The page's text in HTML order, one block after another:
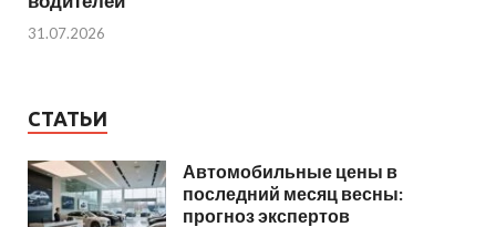
31.07.2026
СТАТЬИ
Автомобильные цены в
последний месяц весны:
прогноз экспертов